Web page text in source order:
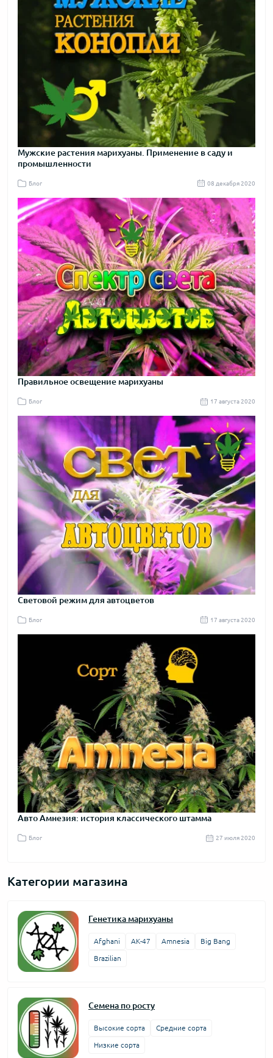
Мужские растения марихуаны. Применение в саду и
промышленности
Блог 08 декабря 2020
Правильное освещение марихуаны
Блог 17 августа 2020
Световой режим для автоцветов
Блог 17 августа 2020
Авто Амнезия: история классического штамма
Блог 27 июля 2020
Категории магазина
Генетика марихуаны
Afghani АК-47 Amnesia Big Bang
Brazilian
Семена по росту
Высокие сорта Средние сорта
Низкие сорта